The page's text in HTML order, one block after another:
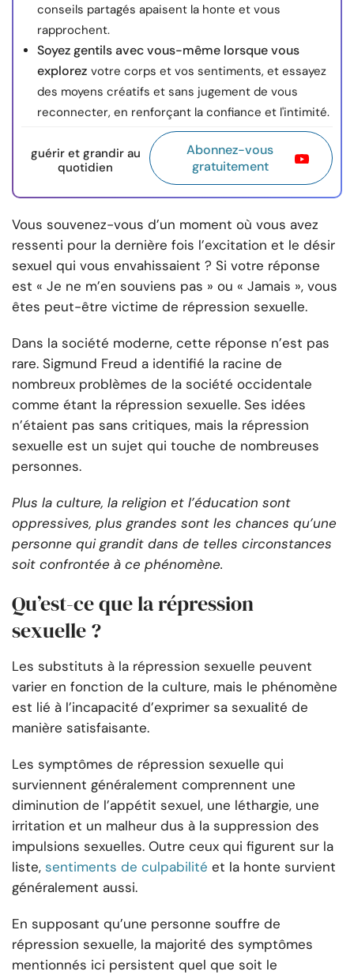
conseils partagés apaisent la honte et vous
rapprochent.
Soyez gentils avec vous-même lorsque vous
explorez votre corps et vos sentiments, et essayez
des moyens créatifs et sans jugement de vous
reconnecter, en renforçant la confiance et l'intimité.
guérir et grandir au
quotidien
Abonnez-vous
gratuitement
Vous souvenez-vous d’un moment où vous avez
ressenti pour la dernière fois l’excitation et le désir
sexuel qui vous envahissaient ? Si votre réponse
est « Je ne m’en souviens pas » ou « Jamais », vous
êtes peut-être victime de répression sexuelle.
Dans la société moderne, cette réponse n’est pas
rare. Sigmund Freud a identifié la racine de
nombreux problèmes de la société occidentale
comme étant la répression sexuelle. Ses idées
n’étaient pas sans critiques, mais la répression
sexuelle est un sujet qui touche de nombreuses
personnes.
Plus la culture, la religion et l’éducation sont
oppressives, plus grandes sont les chances qu’une
personne qui grandit dans de telles circonstances
soit confrontée à ce phénomène.
Qu’est-ce que la répression
sexuelle ?
Les substituts à la répression sexuelle peuvent
varier en fonction de la culture, mais le phénomène
est lié à l’incapacité d’exprimer sa sexualité de
manière satisfaisante.
Les symptômes de répression sexuelle qui
surviennent généralement comprennent une
diminution de l’appétit sexuel, une léthargie, une
irritation et un malheur dus à la suppression des
impulsions sexuelles. Outre ceux qui figurent sur la
liste, sentiments de culpabilité et la honte survient
généralement aussi.
En supposant qu’une personne souffre de
répression sexuelle, la majorité des symptômes
mentionnés ici persistent quel que soit le